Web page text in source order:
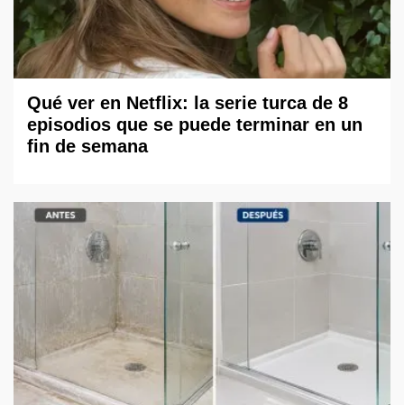
Qué ver en Netflix: la serie turca de 8
episodios que se puede terminar en un
fin de semana